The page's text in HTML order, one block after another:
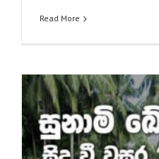
Read More